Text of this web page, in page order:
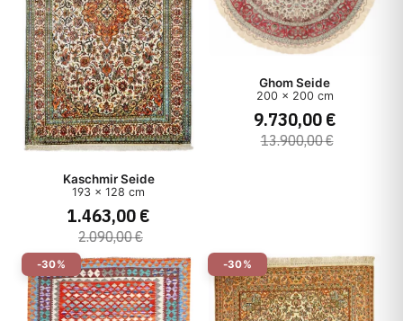
Kaschmir Seide
193 x 128 cm
1.463,00 €
2.090,00 €
Ghom Seide
200 x 200 cm
9.730,00 €
13.900,00 €
-30% -30%